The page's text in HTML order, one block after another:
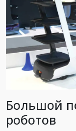
Большой
роботов